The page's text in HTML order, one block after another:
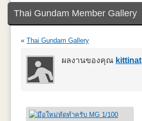
Thai Gundam Member Gallery
« Thai Gundam Gallery
ผลงานของคุณ kittinat